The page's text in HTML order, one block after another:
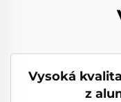
Vysoká
z